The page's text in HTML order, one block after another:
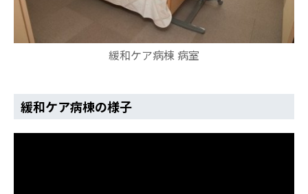
緩和ケア病棟 病室
緩和ケア病棟の様子